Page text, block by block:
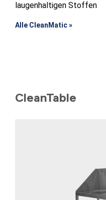
laugenhaltigen Stoffen
Alle CleanMatic »
CleanTable